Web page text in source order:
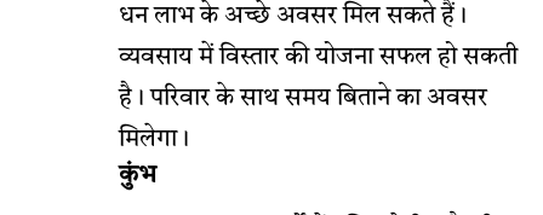
धन लाभ के अच्छे अवसर मिल सकते हैं।
व्यवसाय में विस्तार की योजना सफल हो सकती
है। परिवार के साथ समय बिताने का अवसर
मिलेगा।
कुंभ